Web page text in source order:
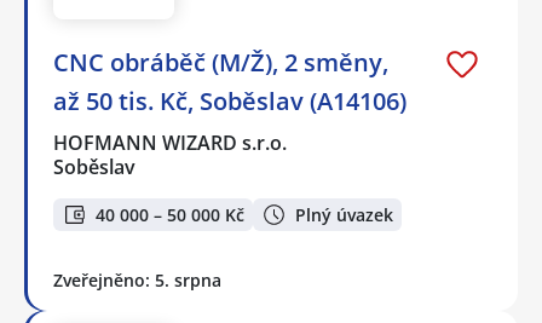
CNC obráběč (M/Ž), 2 směny,
až 50 tis. Kč, Soběslav (A14106)
HOFMANN WIZARD s.r.o.
Soběslav
40 000 – 50 000 Kč Plný úvazek
Zveřejněno: 5. srpna